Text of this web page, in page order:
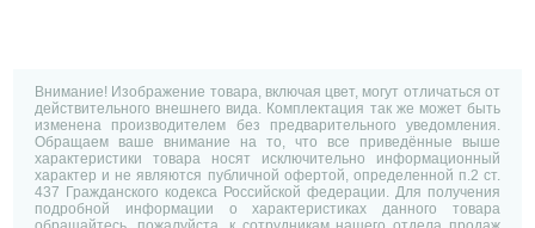
Внимание! Изображение товара, включая цвет, могут отличаться от
действительного внешнего вида. Комплектация так же может быть
изменена производителем без предварительного уведомления.
Обращаем ваше внимание на то, что все приведённые выше
характеристики товара носят исключительно информационный
характер и не являются публичной офертой, определенной п.2 ст.
437 Гражданского кодекса Российской федерации. Для получения
подробной информации о характеристиках данного товара